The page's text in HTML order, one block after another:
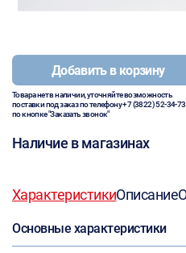
Добавить в корзину
Товара нет в наличии, уточняйте возможность
поставки под заказ по телефону+7 (3822) 52-34-73
по кнопке "Заказать звонок"
Наличие в магазинах
ХарактеристикиОписание
Основные характеристики